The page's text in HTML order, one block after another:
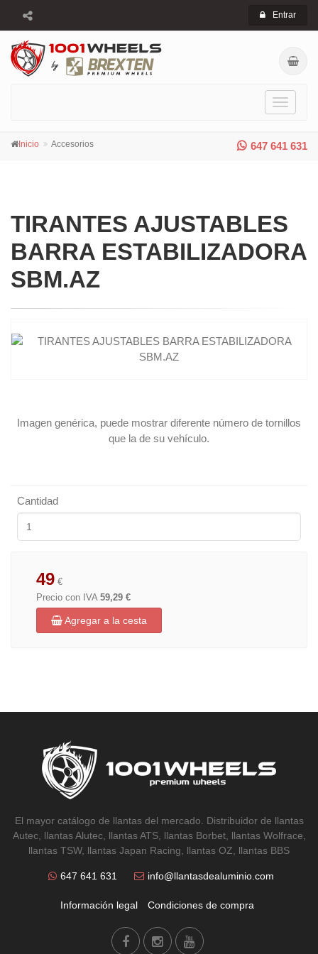
Entrar
Toggle
647 641 631
Inicio Accesorios
TIRANTES AJUSTABLES
BARRA ESTABILIZADORA
SBM.AZ
Imagen genérica, puede mostrar diferente número de tornillos
que la de su vehículo.
Cantidad
49 €
Precio con IVA 59,29 €
Agregar a la cesta
El mayor catálogo de llantas del mercado. Distribuidor de llantas
Autec, llantas Alutec, llantas ATS, llantas Borbet, llantas Wolfrace,
llantas TSW, llantas Japan Racing, llantas OZ, llantas BBS
647 641 631 info@llantasdealuminio.com
Información legal Condiciones de compra